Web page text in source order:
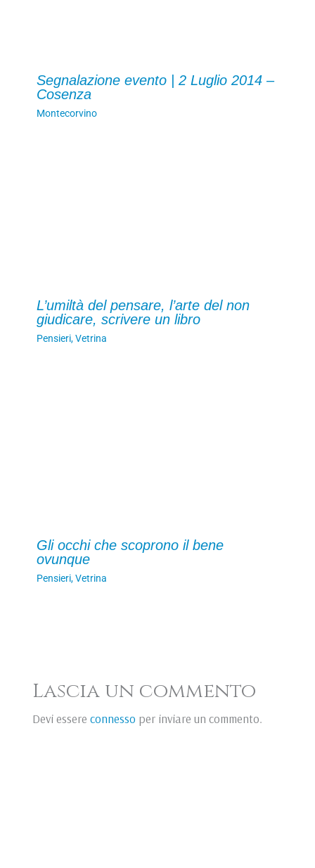
Segnalazione evento | 2 Luglio 2014 –
Cosenza
Montecorvino
L’umiltà del pensare, l’arte del non
giudicare, scrivere un libro
Pensieri,Vetrina
Gli occhi che scoprono il bene
ovunque
Pensieri,Vetrina
Lascia un commento
Devi essere connesso per inviare un commento.